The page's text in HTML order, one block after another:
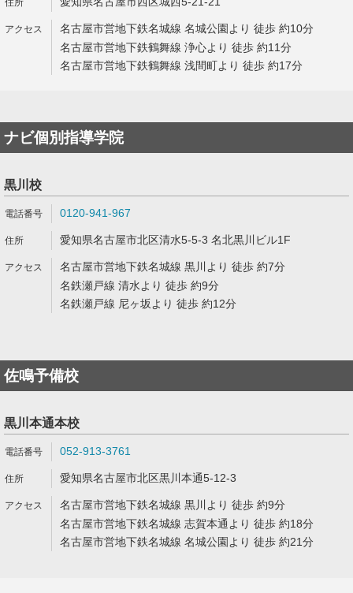
名古屋市営地下鉄名城線 名城公園より 徒歩 約10分
名古屋市営地下鉄鶴舞線 浄心より 徒歩 約11分
名古屋市営地下鉄鶴舞線 浅間町より 徒歩 約17分
ナビ個別指導学院
黒川校
0120-941-967
愛知県名古屋市北区清水5-5-3 名北黒川ビル1F
名古屋市営地下鉄名城線 黒川より 徒歩 約7分
名鉄瀬戸線 清水より 徒歩 約9分
名鉄瀬戸線 尼ヶ坂より 徒歩 約12分
佐鳴予備校
黒川本通本校
052-913-3761
愛知県名古屋市北区黒川本通5-12-3
名古屋市営地下鉄名城線 黒川より 徒歩 約9分
名古屋市営地下鉄名城線 志賀本通より 徒歩 約18分
名古屋市営地下鉄名城線 名城公園より 徒歩 約21分